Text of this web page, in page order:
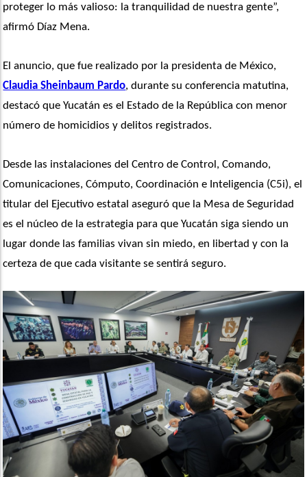
proteger lo más valioso: la tranquilidad de nuestra gente”,
afirmó Díaz Mena.
Claudia Sheinbaum Pardo, durante su conferencia matutina,
destacó que Yucatán es el Estado de la República con menor
número de homicidios y delitos registrados.
Desde las instalaciones del Centro de Control, Comando,
Comunicaciones, Cómputo, Coordinación e Inteligencia (C5i), el
titular del Ejecutivo estatal aseguró que la Mesa de Seguridad
es el núcleo de la estrategia para que Yucatán siga siendo un
lugar donde las familias vivan sin miedo, en libertad y con la
certeza de que cada visitante se sentirá seguro.